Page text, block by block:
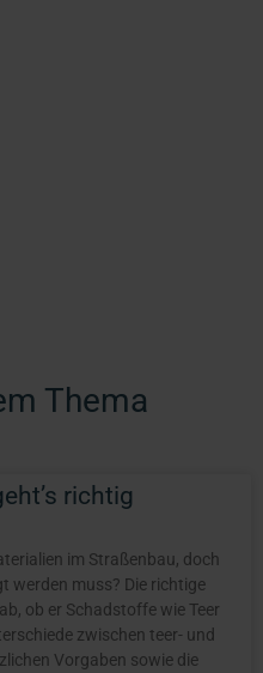
Thema
richtig
im Straßenbau, doch
werden muss? Die richtige
ob er Schadstoffe wie Teer
zwischen teer- und
Vorgaben sowie die